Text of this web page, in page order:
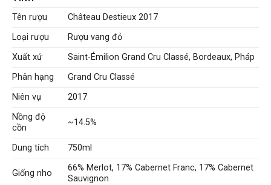
Tên rượu
Château Destieux 2017
Loại rượu
Rượu vang đỏ
Xuất xứ
Saint-Émilion Grand Cru Classé, Bordeaux, Pháp
Phân hạng
Grand Cru Classé
Niên vụ
2017
Nồng độ
cồn
~14.5%
Dung tích 750ml
Giống nho
66% Merlot, 17% Cabernet Franc, 17% Cabernet
Sauvignon